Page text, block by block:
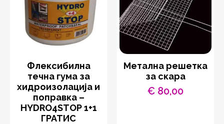
Флексибилна
течна гума за
хидроизолација и
поправка –
HYDRO4STOP 1+1
ГРАТИС
Метална решетка
за скара
€ 80,00